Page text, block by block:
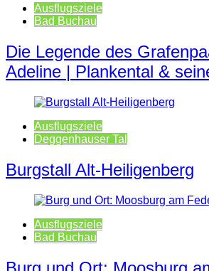
Ausflugsziele
Bad Buchau
Die Legende des
Adeline | Plankental &
Ausflugsziele
Deggenhauser Tal
Burgstall Alt-Heiligenberg
Ausflugsziele
Bad Buchau